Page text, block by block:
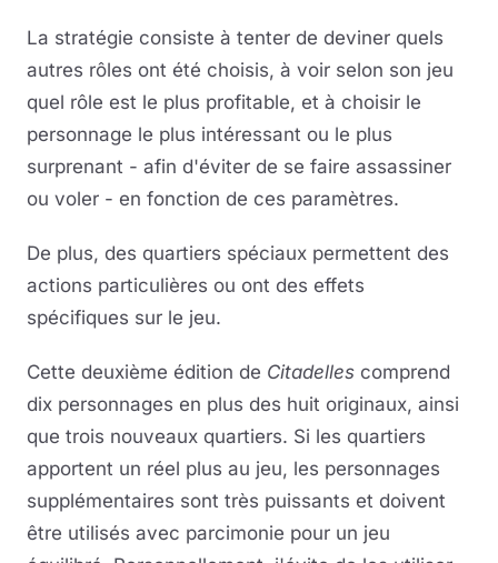
La stratégie consiste à tenter de deviner quels
autres rôles ont été choisis, à voir selon son jeu
quel rôle est le plus profitable, et à choisir le
personnage le plus intéressant ou le plus
surprenant - afin d'éviter de se faire assassiner
ou voler - en fonction de ces paramètres.
De plus, des quartiers spéciaux permettent des
actions particulières ou ont des effets
spécifiques sur le jeu.
Cette deuxième édition de Citadelles comprend
dix personnages en plus des huit originaux, ainsi
que trois nouveaux quartiers. Si les quartiers
apportent un réel plus au jeu, les personnages
supplémentaires sont très puissants et doivent
être utilisés avec parcimonie pour un jeu